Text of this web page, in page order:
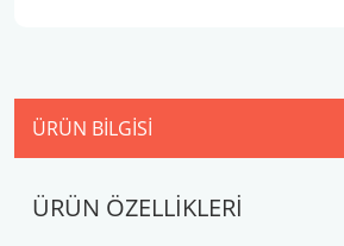
ÜRÜN BILGISI
ÜRÜN ÖZELLİKLERİ